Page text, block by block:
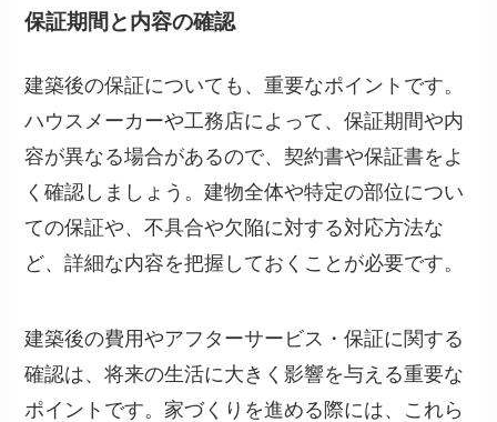
保証期間と内容の確認
建築後の保証についても、重要なポイントです。
ハウスメーカーや工務店によって、保証期間や内
容が異なる場合があるので、契約書や保証書をよ
く確認しましょう。建物全体や特定の部位につい
ての保証や、不具合や欠陥に対する対応方法な
ど、詳細な内容を把握しておくことが必要です。
建築後の費用やアフターサービス・保証に関する
確認は、将来の生活に大きく影響を与える重要な
ポイントです。家づくりを進める際には、これら